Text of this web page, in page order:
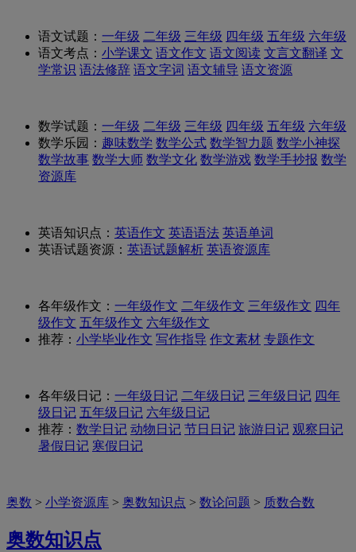
语文试题： 一年级 二年级 三年级 四年级 五年级 六年级
语文考点： 小学课文 语文作文 语文阅读 文言文翻译 文
学常识 语法修辞 语文字词 语文辅导 语文资源
数学试题： 一年级 二年级 三年级 四年级 五年级 六年级
数学乐园： 趣味数学 数学公式 数学智力题 数学小神探
数学故事 数学大师 数学文化 数学游戏 数学手抄报 数学
资源库
英语知识点： 英语作文 英语语法 英语单词
英语试题资源： 英语试题解析 英语资源库
各年级作文： 一年级作文 二年级作文 三年级作文 四年
级作文 五年级作文 六年级作文
推荐： 小学毕业作文 写作指导 作文素材 专题作文
各年级日记： 一年级日记 二年级日记 三年级日记 四年
级日记 五年级日记 六年级日记
推荐： 数学日记 动物日记 节日日记 旅游日记 观察日记
暑假日记 寒假日记
奥数 > 小学资源库 > 奥数知识点 > 数论问题 > 质数合数
奥数知识点